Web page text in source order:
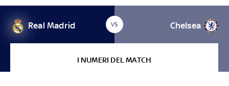
Real Madrid VS Chelsea
I NUMERI DEL MATCH